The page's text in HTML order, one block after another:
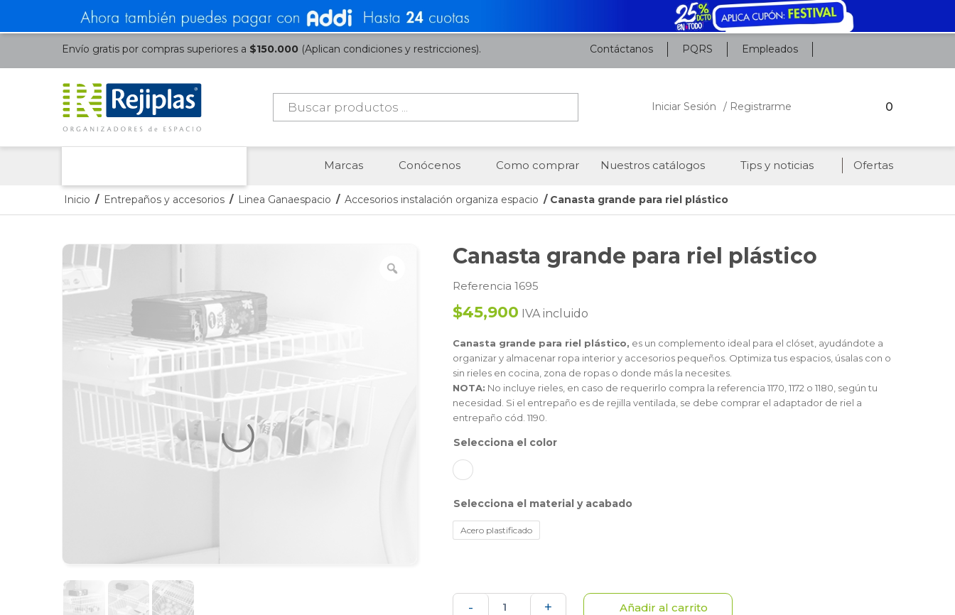
Envío gratis por compras superiores a $150.000 (Aplican condiciones y restricciones). Contáctanos PQRS Empleados
Búsqueda
productos
Iniciar Sesión / Registrarme 0
Marcas Conócenos Como comprar Nuestros catálogos Tips y noticias Ofertas
Inicio / Entrepaños y accesorios / Linea Ganaespacio / Accesorios instalación organiza espacio / Canasta grande para riel plástico
Canasta grande para riel plástico
Referencia 1695
$45,900 IVA incluido
Canasta grande para riel plástico, es un complemento ideal para el clóset, ayudándote a
organizar y almacenar ropa interior y accesorios pequeños. Optimiza tus espacios, úsalas con o
sin rieles en cocina, zona de ropas o donde más la necesites.
NOTA: No incluye rieles, en caso de requerirlo compra la referencia 1170, 1172 o 1180, según tu
necesidad. Si el entrepaño es de rejilla ventilada, se debe comprar el adaptador de riel a
entrepaño cód. 1190.
color
material y acabado
Acero plastificado
-
Canasta
+ Añadir al carrito